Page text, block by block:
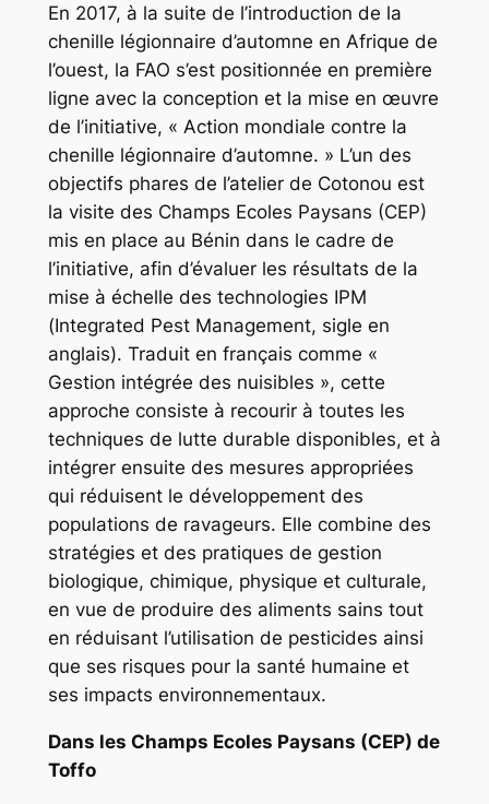
En 2017, à la suite de l’introduction de la
chenille légionnaire d’automne en Afrique de
l’ouest, la FAO s’est positionnée en première
ligne avec la conception et la mise en œuvre
de l’initiative, « Action mondiale contre la
chenille légionnaire d’automne. » L’un des
objectifs phares de l’atelier de Cotonou est
la visite des Champs Ecoles Paysans (CEP)
mis en place au Bénin dans le cadre de
l’initiative, afin d’évaluer les résultats de la
mise à échelle des technologies IPM
(Integrated Pest Management, sigle en
anglais). Traduit en français comme «
Gestion intégrée des nuisibles », cette
approche consiste à recourir à toutes les
techniques de lutte durable disponibles, et à
intégrer ensuite des mesures appropriées
qui réduisent le développement des
populations de ravageurs. Elle combine des
stratégies et des pratiques de gestion
biologique, chimique, physique et culturale,
en vue de produire des aliments sains tout
en réduisant l’utilisation de pesticides ainsi
que ses risques pour la santé humaine et
ses impacts environnementaux.
Dans les Champs Ecoles Paysans (CEP) de
Toffo